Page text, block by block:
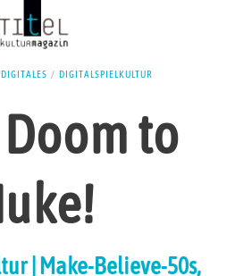
DIGITALES / DIGITALSPIELKULTUR
to
| Make-Believe-50s,